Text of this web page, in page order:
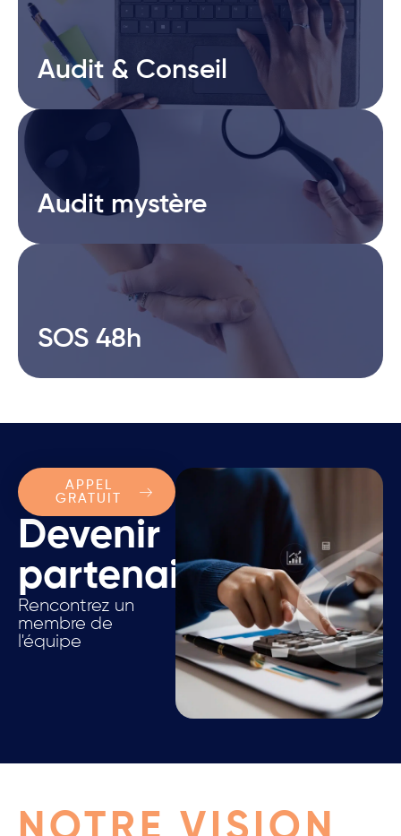
Audit & Conseil
Audit & Conseil
Audit mystère
Audit mystère
SOS 48h
SOS 48h
Devenir
partenaire.
Rencontrez un
membre de
l'équipe
APPEL
GRATUIT